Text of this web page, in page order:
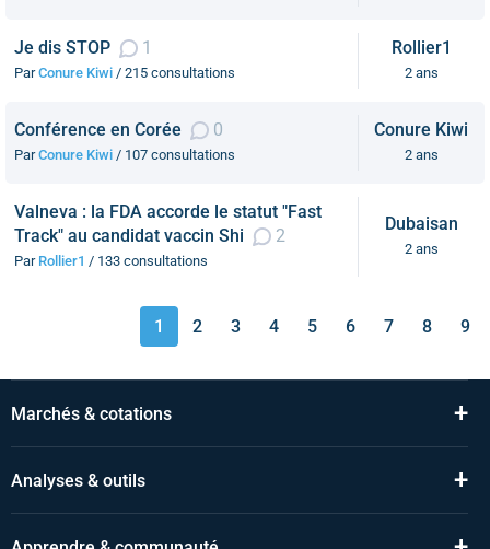
Je dis STOP 1
ParConure Kiwi / 215 consultations
Rollier1
2 ans
Conférence en Corée 0
ParConure Kiwi / 107 consultations
Conure Kiwi
2 ans
Valneva : la FDA accorde le statut "Fast
Track" au candidat vaccin Shi
2
Par Rollier1 / 133 consultations
Dubaisan
2 ans
1 2 3 4 5 6 7 8 9
Marchés & cotations +
Analyses & outils +